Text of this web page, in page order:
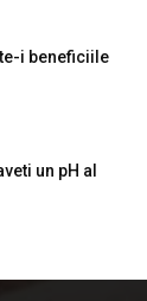
i beneficiile
un pH al